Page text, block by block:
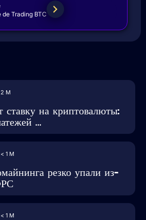
de Trading BTC
2 M
ставку на криптовалюты:
...
< 1 M
резко упали из-
< 1 M